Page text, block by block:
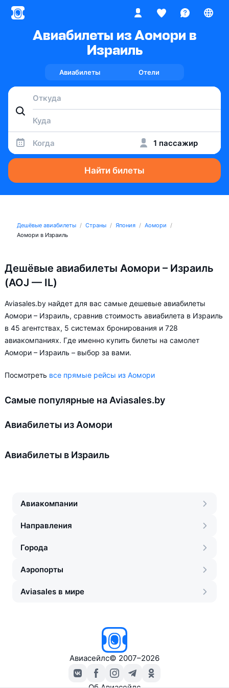
Авиабилеты из Аомори в
Израиль
Авиабилеты Отели
Когда 1 пассажир
Найти билеты
Дешёвые авиабилеты Страны Япония
Аомори
Аомори в Израиль
Дешёвые авиабилеты Аомори – Израиль
(AOJ — IL)
Aviasales.by найдет для вас самые дешевые авиабилеты
Аомори – Израиль, сравнив стоимость авиабилета в Израиль
в 45 агентствах, 5 системах бронирования и 728
авиакомпаниях. Где именно купить билеты на самолет
Аомори – Израиль – выбор за вами.
Посмотреть все прямые рейсы из Аомори
Самые популярные на Aviasales.by
Авиабилеты из Аомори
Авиабилеты в Израиль
Авиакомпании
Направления
Города
Аэропорты
Aviasales в мире
Авиасейлс© 2007–2026